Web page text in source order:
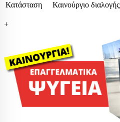
Κατάσταση
Καινούργιο διαλογής
+